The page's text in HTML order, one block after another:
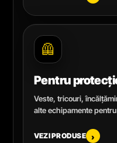
🦺
Pentru
Veste, tricouri,
alte echipamente
VEZI PRODUSE ›